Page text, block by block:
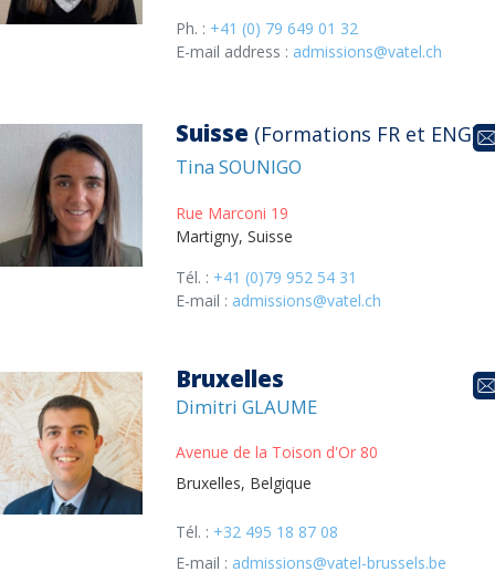
Ph. : +41 (0) 79 649 01 32
E-mail address : admissions@vatel.ch
Suisse (Formations FR et ENG)
Tina SOUNIGO
Rue Marconi 19
Martigny, Suisse
Tél. : +41 (0)79 952 54 31
E-mail : admissions@vatel.ch
Bruxelles
Dimitri GLAUME
Avenue de la Toison d'Or 80
Bruxelles, Belgique
Tél. : +32 495 18 87 08
E-mail : admissions@vatel-brussels.be